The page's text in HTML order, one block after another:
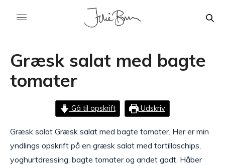
Græsk salat med bagte
tomater
Gå til opskrift Udskriv
Græsk salat Græsk salat med bagte tomater. Her er min
yndlings opskrift på en græsk salat med tortillaschips,
yoghurtdressing, bagte tomater og andet godt. Håber